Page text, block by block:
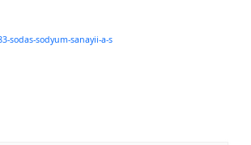
sodyum-sanayii-a-s